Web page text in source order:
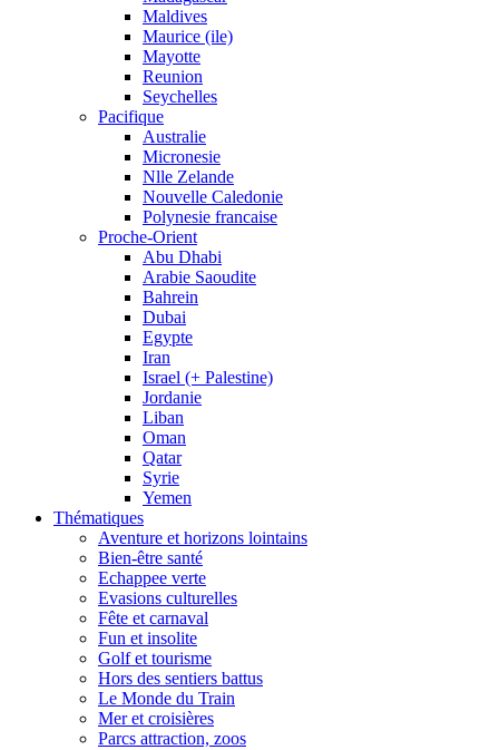
Maldives
Maurice (ile)
Mayotte
Reunion
Seychelles
Pacifique
Australie
Micronesie
Nlle Zelande
Nouvelle Caledonie
Polynesie francaise
Proche-Orient
Abu Dhabi
Arabie Saoudite
Bahrein
Dubai
Egypte
Iran
Israel (+ Palestine)
Jordanie
Liban
Oman
Qatar
Syrie
Yemen
Thématiques
Aventure et horizons lointains
Bien-être santé
Echappee verte
Evasions culturelles
Fête et carnaval
Fun et insolite
Golf et tourisme
Hors des sentiers battus
Le Monde du Train
Mer et croisières
Parcs attraction, zoos